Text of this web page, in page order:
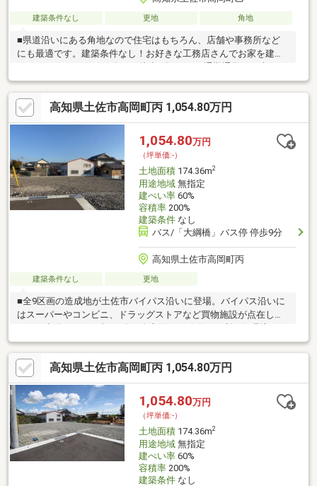
建築条件なし 更地 角地
■県道沿いにある角地なので住宅はもちろん、店舗や事務所など
にも最適です。建築条件なし！お好きな工務店さんでお家を建て
持ちでない方にも多方面へのアクセス良好です。周辺にはスーパ
ー・コンビニ・ドラッグストアが徒歩圏内に点在しており、毎日
のお買い物に便利な住環境です。
高知県土佐市高岡町丙 1,054.80万円
1,054.80万円
（坪単価:-）
土地面積174.36m2
用途地域無指定
建ぺい率60%
容積率200%
建築条件なし
バス/「大綱橋」バス停 停歩9分
高知県土佐市高岡町丙
建築条件なし 更地
■全9区画の造成地が土佐市バイパス沿いに登場。バイパス沿いに
はスーパーやコンビニ、ドラッグストアなど買物施設が点在して
おり、土佐ICまでも車で3分と多方面への移動に便利な住環境で
す。■建築条件なし！お好きな工務店さんでお家を建てることが
できます!■水道負担金336690円+水道引き込み代11万円別途必要
です。
高知県土佐市高岡町丙 1,054.80万円
1,054.80万円
（坪単価:-）
土地面積174.36m2
用途地域無指定
建ぺい率60%
容積率200%
建築条件なし